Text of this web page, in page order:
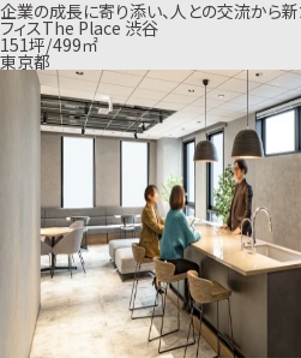
企業の成長に寄り添い、人との交流から
フィスThe Place 渋谷
151坪/499㎡
東京都